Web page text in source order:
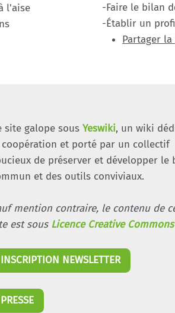
l'aise
-Faire le bilan
-Établir un
Partager
site galope sous Yeswiki, un wiki
coopération et porté par un collectif
de préserver et développer le
et des outils conviviaux.
mention contraire, le contenu de
est sous Licence Creative Commons
INSCRIPTION NEWSLETTER
PRESSE